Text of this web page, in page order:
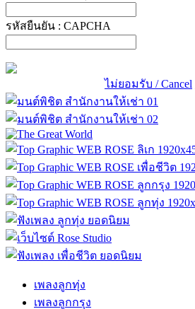
รหัสยืนยัน : CAPCHA
ไม่ยอมรับ / Cancel
เพลงลูกทุ่ง
เพลงลูกกรุง